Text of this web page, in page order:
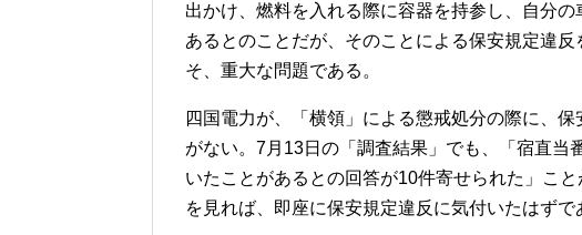
出かけ、燃料を入れる際に容器を持参し、自分
あるとのことだが、そのことによる保安規定違
そ、重大な問題である。
四国電力が、「横領」による懲戒処分の際に、
がない。7月13日の「調査結果」でも、「宿直当
いたことがあるとの回答が10件寄せられた」こ
を見れば、即座に保安規定違反に気付いたはずで